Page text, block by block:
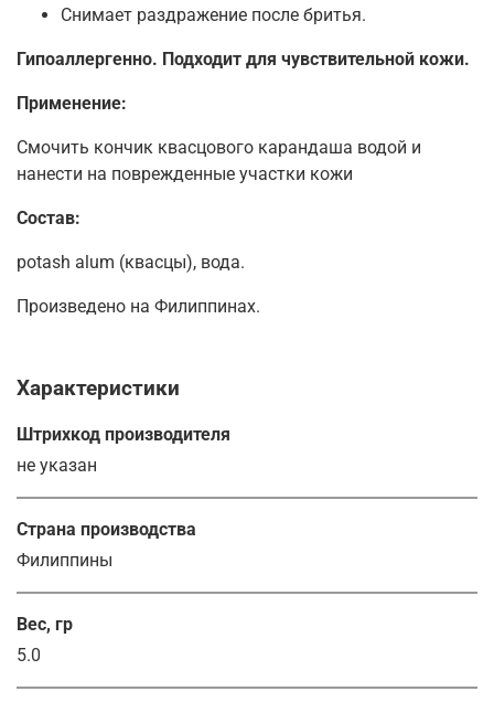
Снимает раздражение после бритья.
Гипоаллергенно. Подходит для чувствительной кожи.
Применение:
Смочить кончик квасцового карандаша водой и
нанести на поврежденные участки кожи
Состав:
potash alum (квасцы), вода.
Произведено на Филиппинах.
Характеристики
Штрихкод производителя
не указан
Страна производства
Филиппины
Вес, гр
5.0